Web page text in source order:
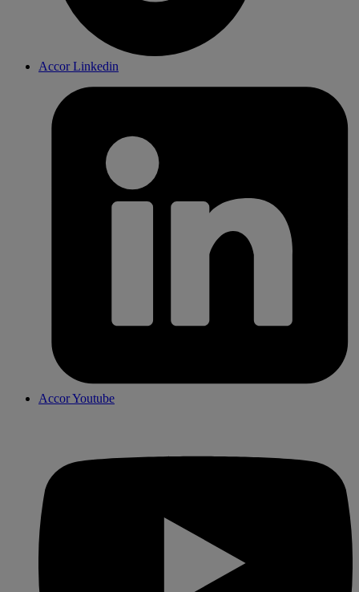
Accor Linkedin
Accor Youtube